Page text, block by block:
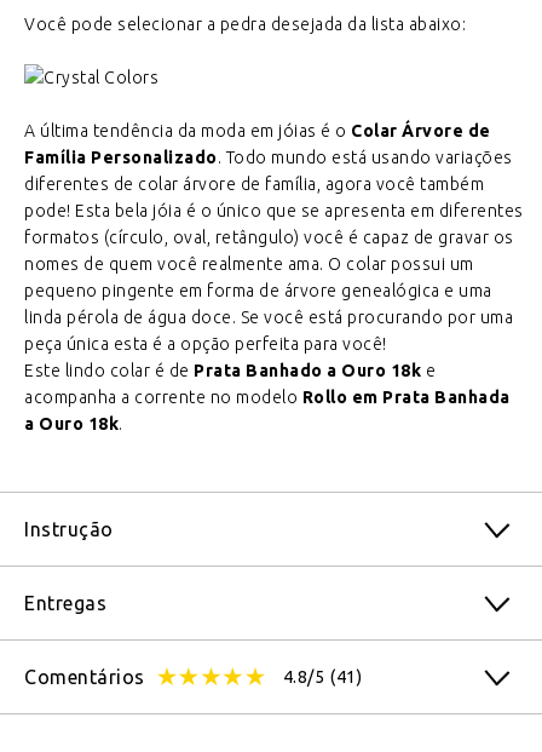
Você pode selecionar a pedra desejada da lista abaixo:
A última tendência da moda em jóias é o Colar Árvore de
Família Personalizado. Todo mundo está usando variações
diferentes de colar árvore de família, agora você também
pode! Esta bela jóia é o único que se apresenta em diferentes
formatos (círculo, oval, retângulo) você é capaz de gravar os
nomes de quem você realmente ama. O colar possui um
pequeno pingente em forma de árvore genealógica e uma
linda pérola de água doce. Se você está procurando por uma
peça única esta é a opção perfeita para você!
Este lindo colar é de Prata Banhado a Ouro 18k e
acompanha a corrente no modelo Rollo em Prata Banhada
a Ouro 18k.
Instrução
Entregas
Comentários 4.8/5 (41)